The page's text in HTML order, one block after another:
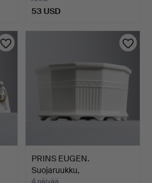
53 USD
PRINS EUGEN.
Suojaruukku,